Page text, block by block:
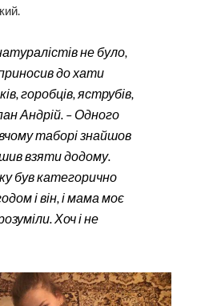
не було,
до хати
горобців, яструбів,
Андрій. – Одного
таборі знайшов
взяти додому.
був категорично
і він, і мама моє
Хоч і не